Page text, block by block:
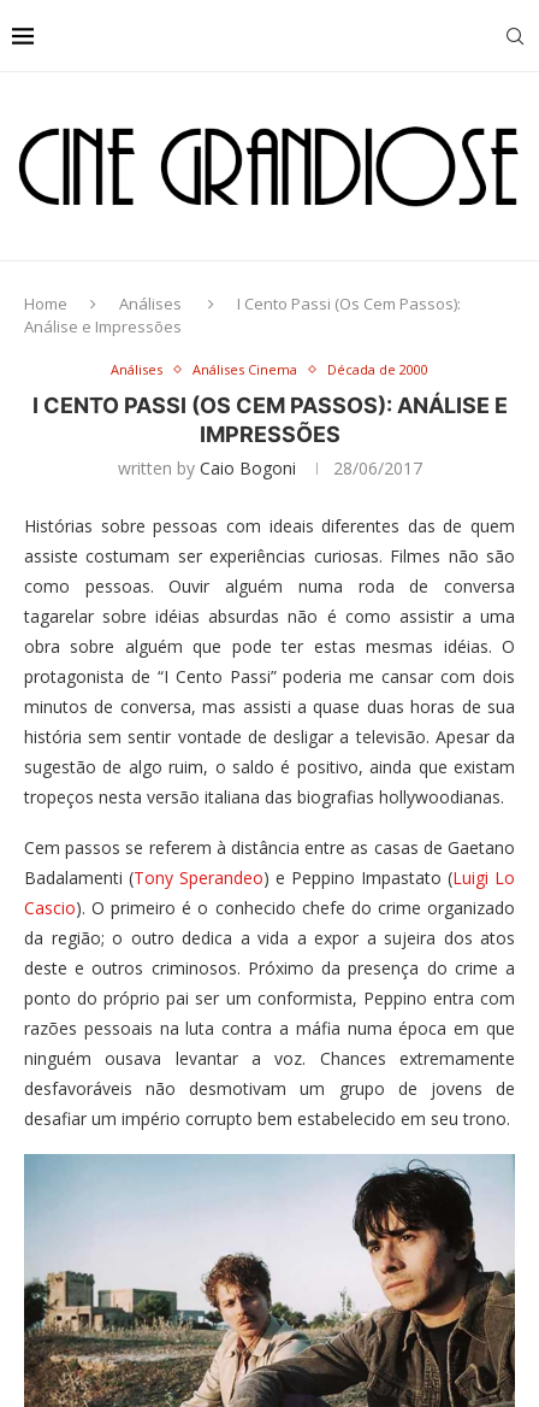
Home Análises
I Cento Passi (Os Cem Passos):
Análise e Impressões
Análises Análises Cinema Década de 2000
I CENTO PASSI (OS CEM PASSOS): ANÁLISE E
IMPRESSÕES
written by Caio Bogoni 28/06/2017
Histórias sobre pessoas com ideais diferentes das de quem
assiste costumam ser experiências curiosas. Filmes não são
como pessoas. Ouvir alguém numa roda de conversa
tagarelar sobre idéias absurdas não é como assistir a uma
obra sobre alguém que pode ter estas mesmas idéias. O
protagonista de “I Cento Passi” poderia me cansar com dois
minutos de conversa, mas assisti a quase duas horas de sua
história sem sentir vontade de desligar a televisão. Apesar da
sugestão de algo ruim, o saldo é positivo, ainda que existam
tropeços nesta versão italiana das biografias hollywoodianas.
Cem passos se referem à distância entre as casas de Gaetano
Badalamenti (Tony Sperandeo) e Peppino Impastato (Luigi Lo
Cascio). O primeiro é o conhecido chefe do crime organizado
da região; o outro dedica a vida a expor a sujeira dos atos
deste e outros criminosos. Próximo da presença do crime a
ponto do próprio pai ser um conformista, Peppino entra com
razões pessoais na luta contra a máfia numa época em que
ninguém ousava levantar a voz. Chances extremamente
desfavoráveis não desmotivam um grupo de jovens de
desafiar um império corrupto bem estabelecido em seu trono.